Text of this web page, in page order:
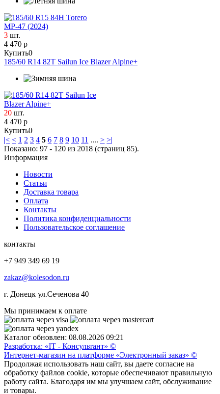
3 шт.
4 470 р
Купить0
185/60 R14 82T Sailun Ice Blazer Alpine+
20 шт.
4 470 р
Купить0
|< < 1 2 3 4 5 6 7 8 9 10 11 .... > >|
Показано: 97 - 120 из 2018 (страниц 85).
Информация
Новости
Статьи
Доставка товара
Оплата
Контакты
Политика конфиденциальности
Пользовательское соглашение
контакты
+7 949 349 69 19
zakaz@kolesodon.ru
г. Донецк ул.Сеченова 40
Мы принимаем к оплате
Каталог обновлен: 08.08.2026 09:21
Разработка: «IT - Консультант» ©
Интернет-магазин на платформе «Электронный заказ» ©
Продолжая использовать наш сайт, вы даете согласие на
обработку файлов cookie, которые обеспечивают правильную
работу сайта. Благодаря им мы улучшаем сайт, обслуживание
и товары.